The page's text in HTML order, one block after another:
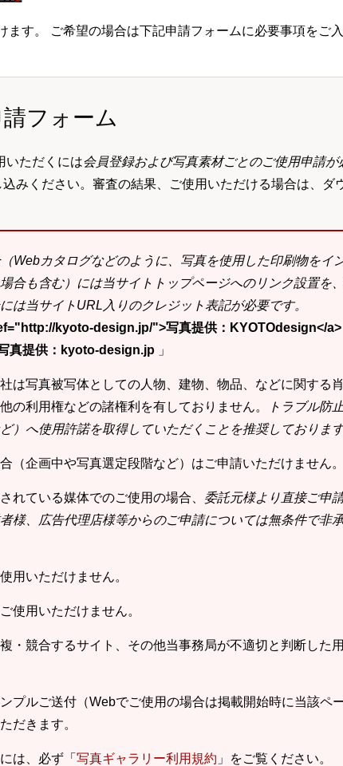
す。 ご希望の場合は下記申請フォームに必要事項をご
フォーム
いただくには会員登録および写真素材ごとのご使用申請が
みください。審査の結果、ご使用いただける場合は、ダ
Webカタログなどのように、写真を使用した印刷物をイ
合も含む）には当サイトトップページへのリンク設置を
は当サイトURL入りのクレジット表記が必要です。
kyoto-design.jp/">写真提供：KYOTOdesign</a>
真提供：kyoto-design.jp 」
は写真被写体としての人物、建物、物品、などに関する
の利用権などの諸権利を有しておりません。
トラブル防
）へ使用許諾を取得していただくことを推奨しております
（企画中や写真選定段階など）はご申請いただけません。
れている媒体でのご使用の場合、 委託元様より直接ご申
様、広告代理店様等からのご申請については無条件で非
用いただけません。
使用いただけません。
・競合するサイト、その他当事務局が不適切と判断した
プルご送付（Webでご使用の場合は掲載開始時に当該ペ
だきます。
は、必ず「 写真ギャラリー利用規約 」をご覧ください。